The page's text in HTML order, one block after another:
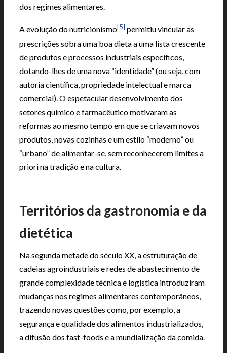
dos regimes alimentares.
A evolução do nutricionismo[5] permitiu vincular as
prescrições sobra uma boa dieta a uma lista crescente
de produtos e processos industriais específicos,
dotando-lhes de uma nova “identidade” (ou seja, com
autoria científica, propriedade intelectual e marca
comercial). O espetacular desenvolvimento dos
setores químico e farmacêutico motivaram as
reformas ao mesmo tempo em que se criavam novos
produtos, novas cozinhas e um estilo “moderno” ou
“urbano” de alimentar-se, sem reconhecerem limites a
priori na tradição e na cultura.
Territórios da gastronomia e da
dietética
Na segunda metade do século XX, a estruturação de
cadeias agroindustriais e redes de abastecimento de
grande complexidade técnica e logística introduziram
mudanças nos regimes alimentares contemporâneos,
trazendo novas questões como, por exemplo, a
segurança e qualidade dos alimentos industrializados,
a difusão dos fast-foods e a mundialização da comida.